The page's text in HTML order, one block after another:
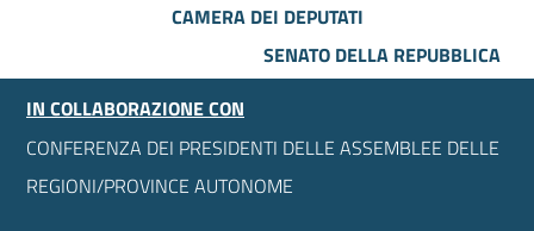
CAMERA DEI DEPUTATI
SENATO DELLA REPUBBLICA
IN COLLABORAZIONE CON
CONFERENZA DEI PRESIDENTI DELLE ASSEMBLEE DELLE
REGIONI/PROVINCE AUTONOME